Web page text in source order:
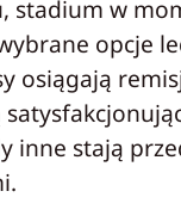
stadium w
opcje
osiągają
inne stają